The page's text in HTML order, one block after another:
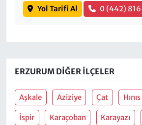
Yol Tarifi Al 0 (442)
ERZURUM DIĞER İLÇELER
Aşkale Aziziye Çat Hınıs
İspir Karaçoban Karayazı